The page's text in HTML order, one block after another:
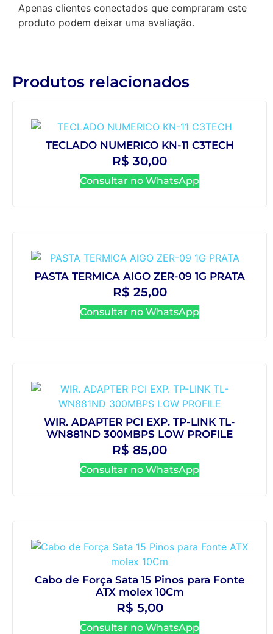
Apenas clientes conectados que compraram este
produto podem deixar uma avaliação.
Produtos relacionados
TECLADO NUMERICO KN-11 C3TECH
R$ 30,00
Consultar no WhatsApp
PASTA TERMICA AIGO ZER-09 1G PRATA
R$ 25,00
Consultar no WhatsApp
WIR. ADAPTER PCI EXP. TP-LINK TL-
WN881ND 300MBPS LOW PROFILE
R$ 85,00
Consultar no WhatsApp
Cabo de Força Sata 15 Pinos para Fonte
ATX molex 10Cm
R$ 5,00
Consultar no WhatsApp